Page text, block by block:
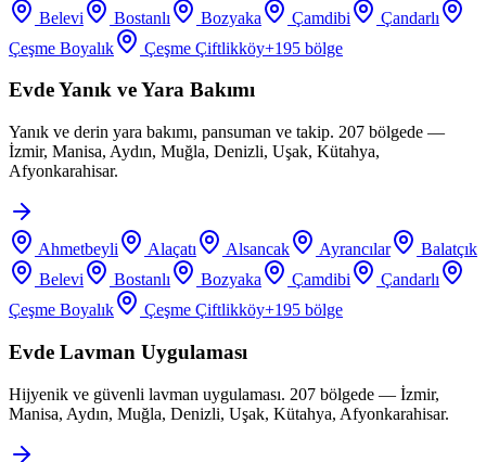
Belevi Bostanlı Bozyaka Çamdibi
Çandarlı
Çeşme Boyalık
Çeşme Çiftlikköy+195 bölge
Evde Yanık ve Yara Bakımı
Yanık ve derin yara bakımı, pansuman ve takip. 207 bölgede —
İzmir, Manisa, Aydın, Muğla, Denizli, Uşak, Kütahya,
Afyonkarahisar.
Ahmetbeyli Alaçatı Alsancak Ayrancılar
Balatçık
Belevi
Bostanlı Bozyaka Çamdibi
Çandarlı
Çeşme Boyalık
Çeşme Çiftlikköy+195 bölge
Evde Lavman Uygulaması
Hijyenik ve güvenli lavman uygulaması. 207 bölgede — İzmir,
Manisa, Aydın, Muğla, Denizli, Uşak, Kütahya, Afyonkarahisar.